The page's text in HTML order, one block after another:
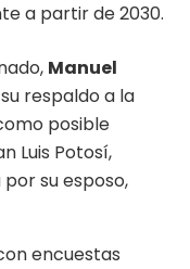
a partir de 2030.
Manuel
respaldo a la
posible
Luis Potosí,
su esposo,
encuestas